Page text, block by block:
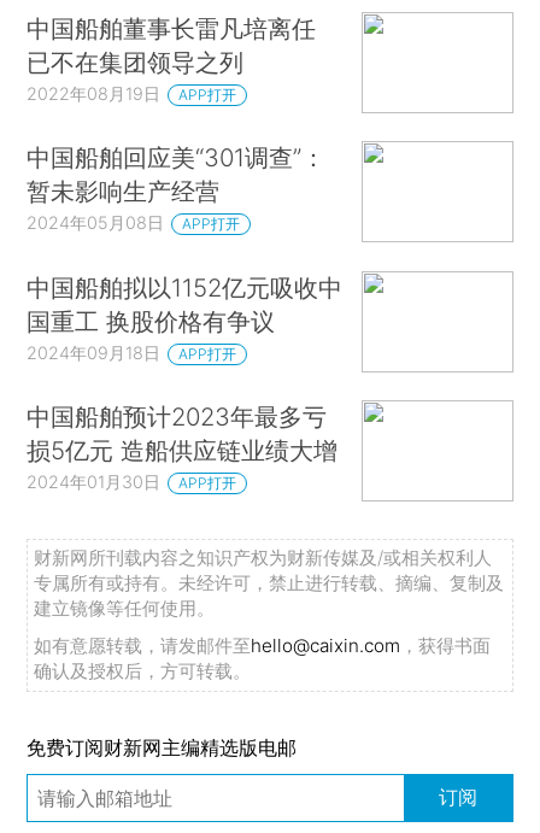
中国船舶董事长雷凡培离任
已不在集团领导之列
2022年08月19日 APP打开
中国船舶回应美“301调查”：
暂未影响生产经营
2024年05月08日 APP打开
中国船舶拟以1152亿元吸收中
国重工 换股价格有争议
2024年09月18日 APP打开
中国船舶预计2023年最多亏
损5亿元 造船供应链业绩大增
2024年01月30日 APP打开
财新网所刊载内容之知识产权为财新传媒及/或相关权利人
专属所有或持有。未经许可，禁止进行转载、摘编、复制及
建立镜像等任何使用。
如有意愿转载，请发邮件至hello@caixin.com ，获得书面
确认及授权后，方可转载。
免费订阅财新网主编精选版电邮
订阅